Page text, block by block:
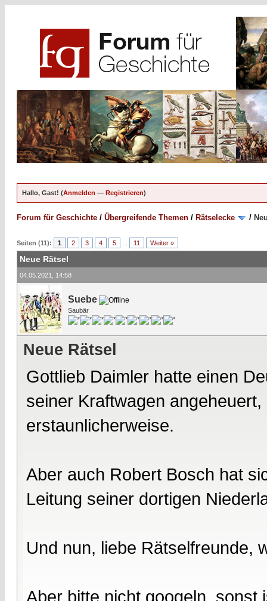
Hallo, Gast! (Anmelden — Registrieren)
Forum für Geschichte / Übergreifende Themen / Rätselecke /
Seiten (11): 1 2 3 4 5 11 Weiter »
Neue Rätsel
04.05.2021, 14:58
Suebe
Saubär
Neue Rätsel
Gottlieb Daimler hatte einen
seiner Kraftwagen
erstaunlicherweise.
Aber auch Robert Bosch hat
Leitung seiner dortigen
Und nun, liebe Rätselfreunde,
Aber bitte nicht googeln, sonst